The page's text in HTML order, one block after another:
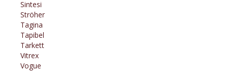
Sintesi
Ströher
Tagina
Tapibel
Tarkett
Vitrex
Vogue